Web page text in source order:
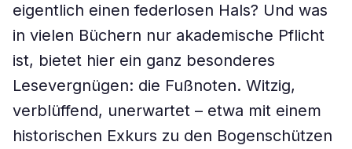
eigentlich einen federlosen Hals? Und was
in vielen Büchern nur akademische Pflicht
ist, bietet hier ein ganz besonderes
Lesevergnügen: die Fußnoten. Witzig,
verblüffend, unerwartet – etwa mit einem
historischen Exkurs zu den Bogenschützen